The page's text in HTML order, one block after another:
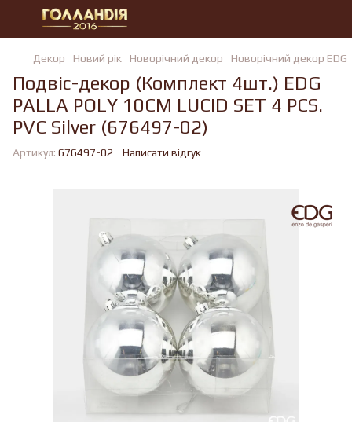
Декор Новий рік Новорічний декор Новорічний декор EDG
Подвiс-декор (Комплект 4шт.) EDG
PALLA POLY 10CM LUCID SET 4 PCS.
PVC Silver (676497-02)
Артикул: 676497-02 Написати відгук